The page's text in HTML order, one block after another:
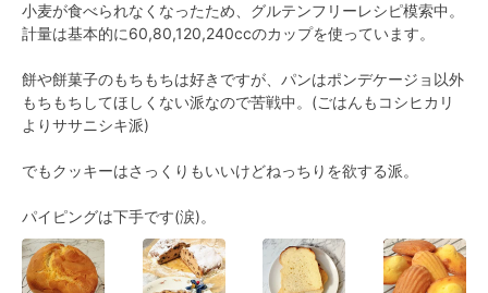
小麦が食べられなくなったため、グルテンフリーレシピ模索中。
計量は基本的に60,80,120,240ccのカップを使っています。
餅や餅菓子のもちもちは好きですが、パンはポンデケージョ以外
もちもちしてほしくない派なので苦戦中。(ごはんもコシヒカリ
よりササニシキ派)
でもクッキーはさっくりもいいけどねっちりを欲する派。
パイピングは下手です(涙)。